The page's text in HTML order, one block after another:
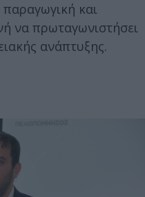
και
να πρωταγωνιστήσει
ανάπτυξης.